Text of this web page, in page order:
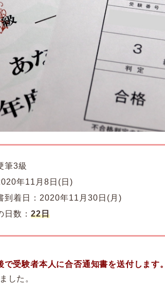
筆3級
年11月8日(日)
到着日：2020年11月30日(月)
日数：22日
受験者本人に合否通知書を送付します。
した。